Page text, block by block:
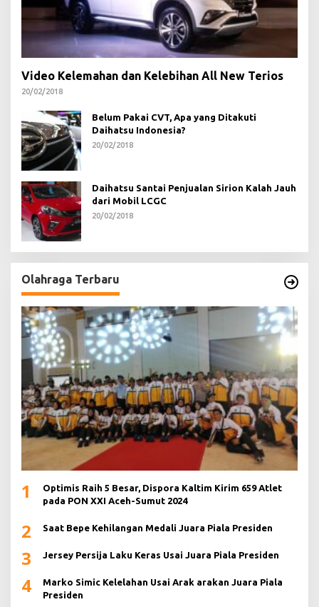
Video Kelemahan dan Kelebihan All New Terios
20/02/2018
Belum Pakai CVT, Apa yang Ditakuti
Daihatsu Indonesia?
20/02/2018
Daihatsu Santai Penjualan Sirion Kalah Jauh
dari Mobil LCGC
20/02/2018
Olahraga Terbaru
1
Optimis Raih 5 Besar, Dispora Kaltim Kirim 659 Atlet
pada PON XXI Aceh-Sumut 2024
2 Saat Bepe Kehilangan Medali Juara Piala Presiden
3 Jersey Persija Laku Keras Usai Juara Piala Presiden
4
Marko Simic Kelelahan Usai Arak arakan Juara Piala
Presiden